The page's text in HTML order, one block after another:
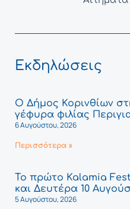
Εκδηλώσεις
Ο Δήμος Κορινθίων
γέφυρα φιλίας
6 Αυγούστου, 2026
Περισσότερα »
Το πρώτο Kalamia
και Δευτέρα 10
5 Αυγούστου, 2026